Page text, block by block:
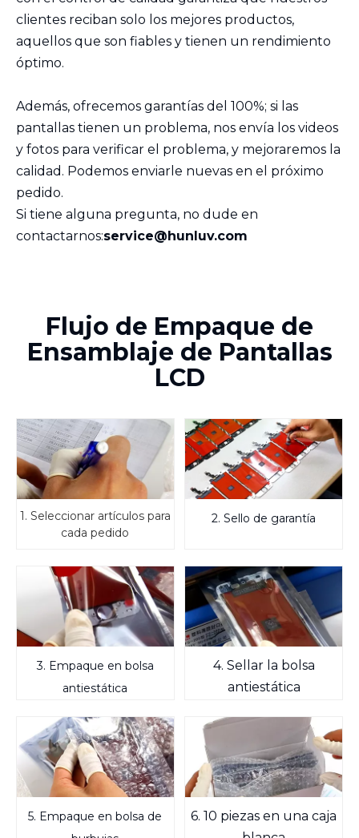
clientes reciban solo los mejores productos,
aquellos que son fiables y tienen un rendimiento
óptimo.
Además, ofrecemos garantías del 100%; si las
pantallas tienen un problema, nos envía los videos
y fotos para verificar el problema, y mejoraremos la
calidad. Podemos enviarle nuevas en el próximo
pedido.
Si tiene alguna pregunta, no dude en
contactarnos:service@hunluv.com
Flujo de Empaque de
Ensamblaje de Pantallas
LCD
1. Seleccionar artículos para
cada pedido
2. Sello de garantía
3. Empaque en bolsa
antiestática
4. Sellar la bolsa
antiestática
5. Empaque en bolsa de
6. 10 piezas en una caja